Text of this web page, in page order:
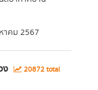
าคม 2567
20872 total